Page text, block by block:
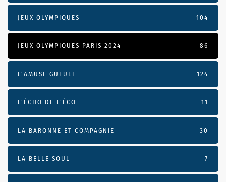
JEUX OLYMPIQUES 104
JEUX OLYMPIQUES PARIS 2024 86
L'AMUSE GUEULE 124
L’ÉCHO DE L’ÉCO 11
LA BARONNE ET COMPAGNIE 30
LA BELLE SOUL 7